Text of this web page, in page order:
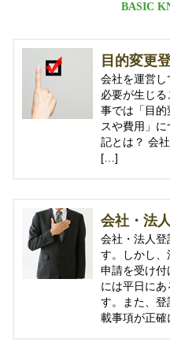
BASIC
目的変更
会社を運営し
必要が生じ
事では「目
スや費用」
記とは？ 会
[…]
会社・法
会社・法人登
す。しかし
申請を受け
には平日に
す。また、
載事項が正